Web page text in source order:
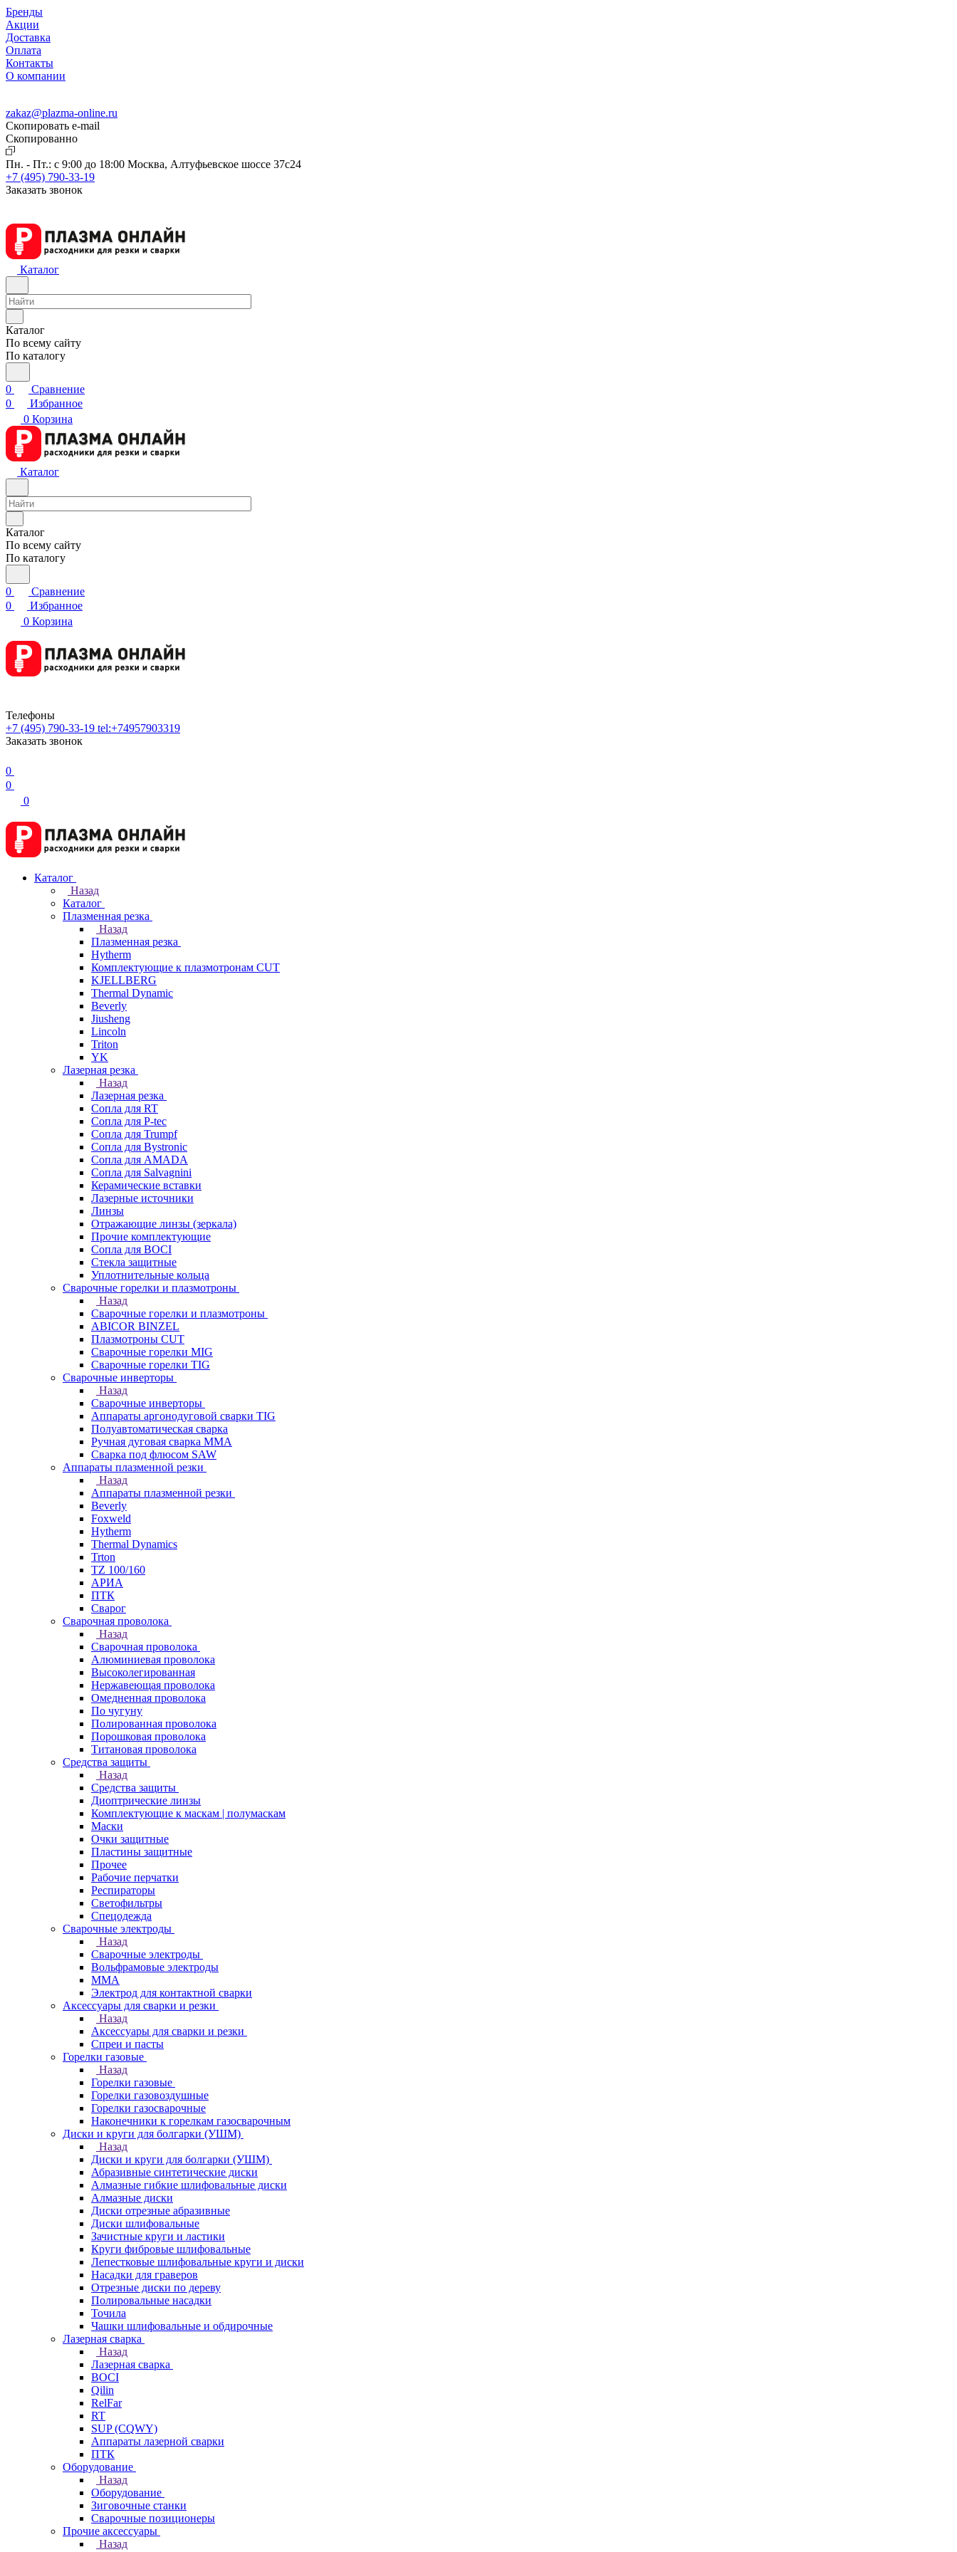
Бренды
Акции
Доставка
Оплата
Контакты
О компании
zakaz@plazma-online.ru
Скопировать e-mail
Cкопированно
Пн. - Пт.: с 9:00 до 18:00 Москва, Алтуфьевское шоссе 37с24
+7 (495) 790-33-19
Заказать звонок
Каталог
Каталог
По всему сайту
По каталогу
0
Сравнение
0
Избранное
0 Корзина
Каталог
Каталог
По всему сайту
По каталогу
0
Сравнение
0
Избранное
0 Корзина
Телефоны
+7 (495) 790-33-19 tel:+74957903319
Заказать звонок
0
0
0
Каталог
Назад
Каталог
Плазменная резка
Назад
Плазменная резка
Hytherm
Комплектующие к плазмотронам CUT
KJELLBERG
Thermal Dynamic
Beverly
Jiusheng
Lincoln
Triton
YK
Лазерная резка
Назад
Лазерная резка
Сопла для RT
Сопла для P-tec
Сопла для Trumpf
Сопла для Bystronic
Сопла для AMADA
Сопла для Salvagnini
Керамические вставки
Лазерные источники
Линзы
Отражающие линзы (зеркала)
Прочие комплектующие
Сопла для BOCI
Стекла защитные
Уплотнительные кольца
Сварочные горелки и плазмотроны
Назад
Сварочные горелки и плазмотроны
ABICOR BINZEL
Плазмотроны CUT
Сварочные горелки MIG
Сварочные горелки TIG
Сварочные инверторы
Назад
Сварочные инверторы
Аппараты аргонодуговой сварки TIG
Полуавтоматическая сварка
Ручная дуговая сварка MMA
Сварка под флюсом SAW
Аппараты плазменной резки
Назад
Аппараты плазменной резки
Beverly
Foxweld
Hytherm
Thermal Dynamics
Trton
TZ 100/160
АРИА
ПТК
Сварог
Сварочная проволока
Назад
Сварочная проволока
Алюминиевая проволока
Высоколегированная
Нержавеющая проволока
Омедненная проволока
По чугуну
Полированная проволока
Порошковая проволока
Титановая проволока
Средства защиты
Назад
Средства защиты
Диоптрические линзы
Комплектующие к маскам | полумаскам
Маски
Очки защитные
Пластины защитные
Прочее
Рабочие перчатки
Респираторы
Светофильтры
Спецодежда
Сварочные электроды
Назад
Сварочные электроды
Вольфрамовые электроды
ММА
Электрод для контактной сварки
Аксессуары для сварки и резки
Назад
Аксессуары для сварки и резки
Спреи и пасты
Горелки газовые
Назад
Горелки газовые
Горелки газовоздушные
Горелки газосварочные
Наконечники к горелкам газосварочным
Диски и круги для болгарки (УШМ)
Назад
Диски и круги для болгарки (УШМ)
Абразивные синтетические диски
Алмазные гибкие шлифовальные диски
Алмазные диски
Диски отрезные абразивные
Диски шлифовальные
Зачистные круги и ластики
Круги фибровые шлифовальные
Лепестковые шлифовальные круги и диски
Насадки для граверов
Отрезные диски по дереву
Полировальные насадки
Точила
Чашки шлифовальные и обдирочные
Лазерная сварка
Назад
Лазерная сварка
BOCI
Qilin
RelFar
RT
SUP (CQWY)
Аппараты лазерной сварки
ПТК
Оборудование
Назад
Оборудование
Зиговочные станки
Сварочные позиционеры
Прочие аксессуары
Назад